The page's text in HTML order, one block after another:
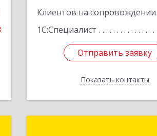
Клиентов на сопровождении
1С:Специалист
Отправить заявку
Показать контакты
Отправить заявку
Назад